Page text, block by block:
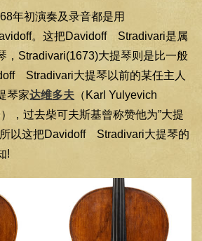
年初演奏及录音都是用
。这把Davidoff Stradivari是属
，Stradivari(1673)大提琴则是比一般
Stradivari大提琴以前的某任主人
琴家达维多夫 （Karl Yulyevich
，过去柴可夫斯基曾称赞他为”大提
以这把Davidoff Stradivari大提琴的
!